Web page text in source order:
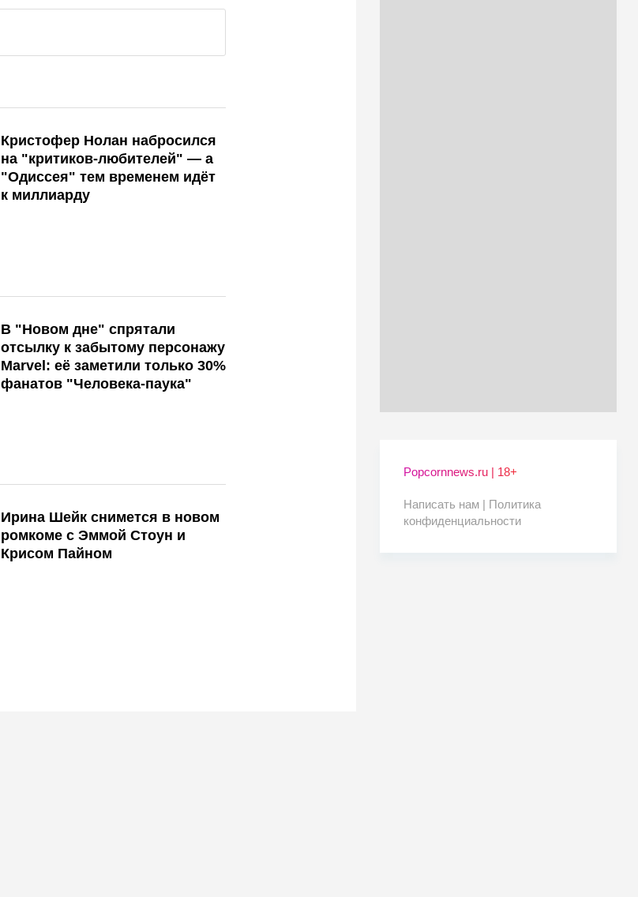
Кристофер Нолан набросился
на "критиков-любителей" — а
"Одиссея" тем временем идёт
к миллиарду
В "Новом дне" спрятали
отсылку к забытому персонажу
Marvel: её заметили только 30%
фанатов "Человека-паука"
Ирина Шейк снимется в новом
ромкоме с Эммой Стоун и
Крисом Пайном
Popcornnews.ru | 18+
Написать нам | Политика
конфиденциальности